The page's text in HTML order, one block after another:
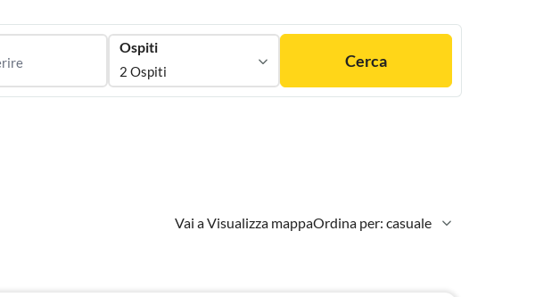
Ospiti
2 Ospiti
Cerca
Vai a Visualizza mappaOrdina per: casuale